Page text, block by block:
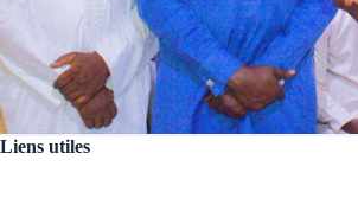
Liens utiles